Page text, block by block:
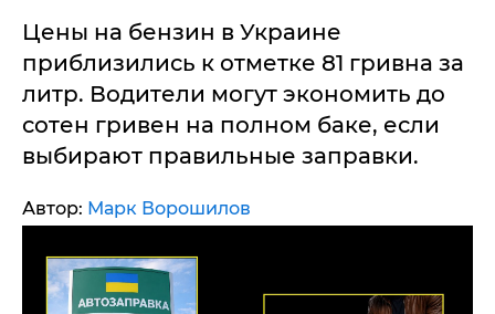
Цены на бензин в Украине
приблизились к отметке 81 гривна за
литр. Водители могут экономить до
сотен гривен на полном баке, если
выбирают правильные заправки.
Автор: Марк Ворошилов